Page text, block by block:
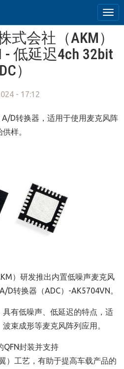
式会社（AKM）
- 低延迟4ch 32bit
）
- 17:12
D转换器，适用于使用麦克风阵
样。
）研发推出内置低噪声麦克风
D转换器（ADC）-AK5704VN。
有低噪声、低延迟的特点，适
束成形等麦克风阵列应用。
QFN封装并支持
）工艺，有助于提高车载产品的